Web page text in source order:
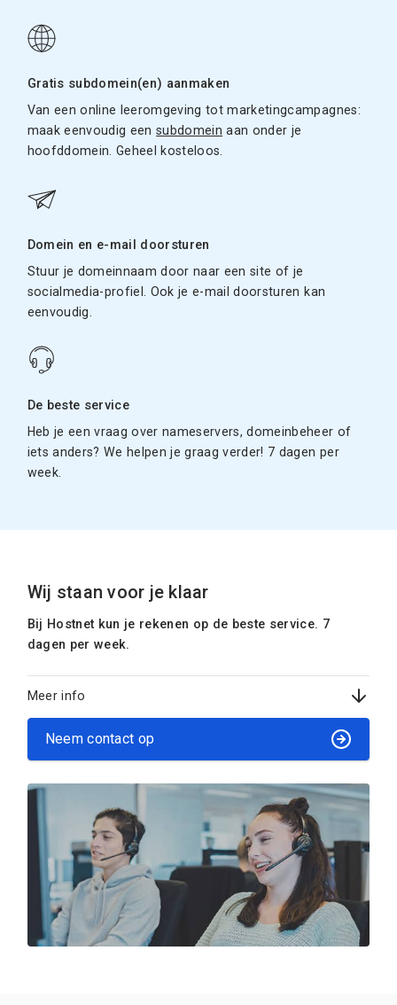
Gratis subdomein(en) aanmaken
Van een online leeromgeving tot marketingcampagnes:
maak eenvoudig eensubdomein aan onder je
hoofddomein. Geheel kosteloos.
Domein en e-mail doorsturen
Stuur je domeinnaam door naar een site of je
socialmedia-profiel. Ook je e-mail doorsturen kan
eenvoudig.
De beste service
Heb je een vraag over nameservers, domeinbeheer of
iets anders? We helpen je graag verder! 7 dagen per
week.
Wij staan voor je klaar
Bij Hostnet kun je rekenen op de beste service. 7
dagen per week.
Meer info
Neem contact op